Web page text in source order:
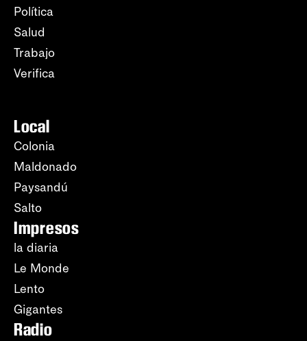
Política
Salud
Trabajo
Verifica
Local
Colonia
Maldonado
Paysandú
Salto
Impresos
la diaria
Le Monde
Lento
Gigantes
Radio